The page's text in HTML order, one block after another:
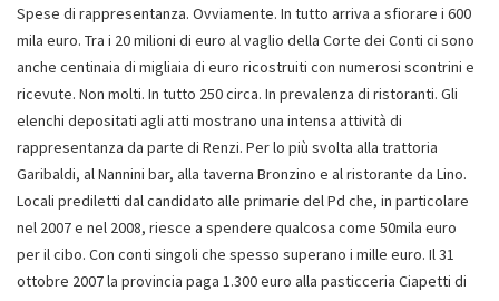
Spese di rappresentanza. Ovviamente. In tutto arriva a sfiorare i 600
mila euro. Tra i 20 milioni di euro al vaglio della Corte dei Conti ci sono
anche centinaia di migliaia di euro ricostruiti con numerosi scontrini e
ricevute. Non molti. In tutto 250 circa. In prevalenza di ristoranti. Gli
elenchi depositati agli atti mostrano una intensa attività di
rappresentanza da parte di Renzi. Per lo più svolta alla trattoria
Garibaldi, al Nannini bar, alla taverna Bronzino e al ristorante da Lino.
Locali prediletti dal candidato alle primarie del Pd che, in particolare
nel 2007 e nel 2008, riesce a spendere qualcosa come 50mila euro
per il cibo. Con conti singoli che spesso superano i mille euro. Il 31
ottobre 2007 la provincia paga 1.300 euro alla pasticceria Ciapetti di